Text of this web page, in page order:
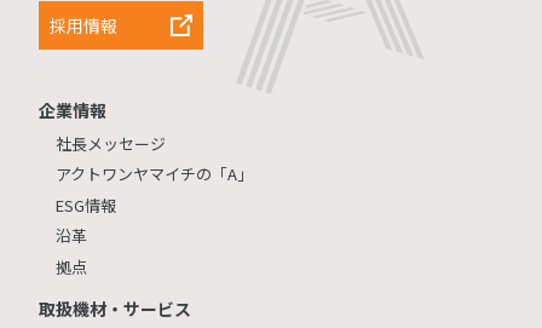
採用情報
企業情報
社長メッセージ
アクトワンヤマイチの「A」
ESG情報
沿革
拠点
取扱機材・サービス